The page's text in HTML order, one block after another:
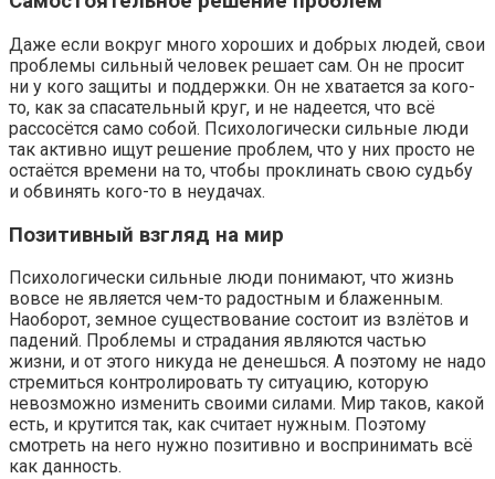
Даже если вокруг много хороших и добрых людей, свои
проблемы сильный человек решает сам. Он не просит
ни у кого защиты и поддержки. Он не хватается за кого-
то, как за спасательный круг, и не надеется, что всё
рассосётся само собой. Психологически сильные люди
так активно ищут решение проблем, что у них просто не
остаётся времени на то, чтобы проклинать свою судьбу
и обвинять кого-то в неудачах.
Позитивный взгляд на мир
Психологически сильные люди понимают, что жизнь
вовсе не является чем-то радостным и блаженным.
Наоборот, земное существование состоит из взлётов и
падений. Проблемы и страдания являются частью
жизни, и от этого никуда не денешься. А поэтому не надо
стремиться контролировать ту ситуацию, которую
невозможно изменить своими силами. Мир таков, какой
есть, и крутится так, как считает нужным. Поэтому
смотреть на него нужно позитивно и воспринимать всё
как данность.